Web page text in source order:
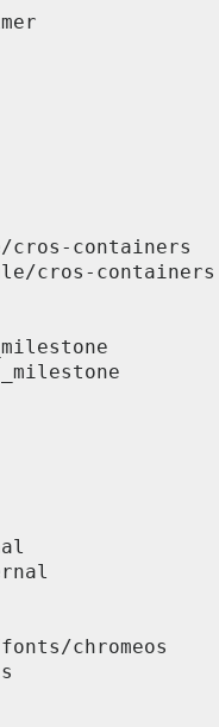
cros-containers
cros-containers
chromeos